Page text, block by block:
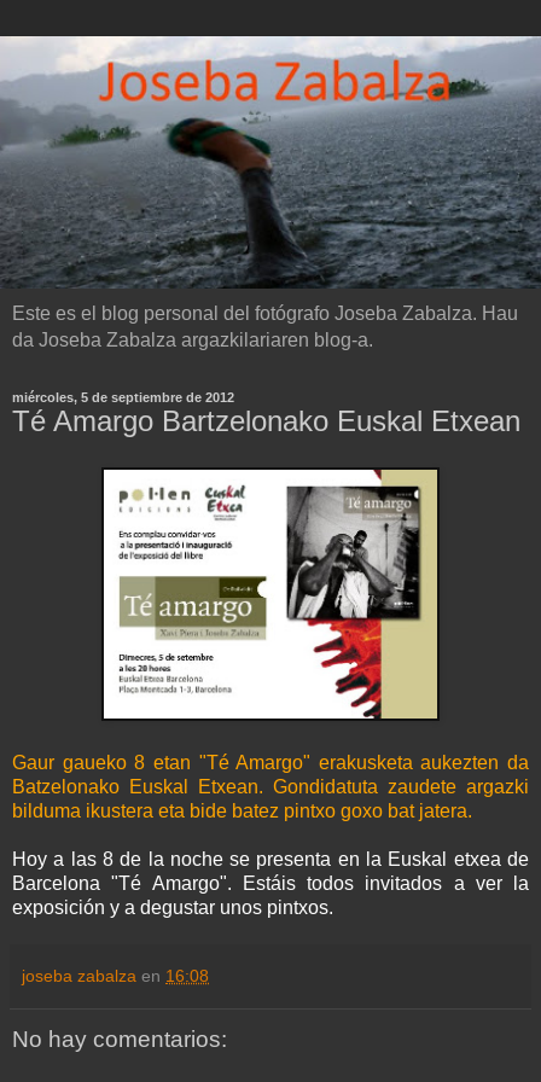
Este es el blog personal del fotógrafo Joseba Zabalza. Hau
da Joseba Zabalza argazkilariaren blog-a.
miércoles, 5 de septiembre de 2012
Té Amargo Bartzelonako Euskal Etxean
Gaur gaueko 8 etan "Té Amargo" erakusketa aukezten da
Batzelonako Euskal Etxean. Gondidatuta zaudete argazki
bilduma ikustera eta bide batez pintxo goxo bat jatera.
Hoy a las 8 de la noche se presenta en la Euskal etxea de
Barcelona "Té Amargo". Estáis todos invitados a ver la
exposición y a degustar unos pintxos.
joseba zabalza en 16:08
No hay comentarios: